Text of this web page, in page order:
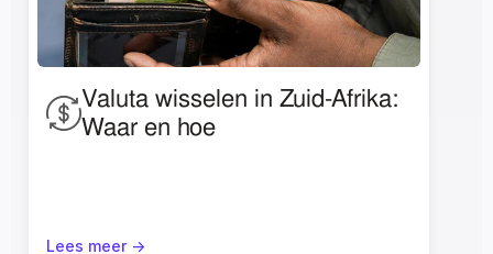
Valuta wisselen in Zuid-Afrika:
Waar en hoe
Lees meer ->